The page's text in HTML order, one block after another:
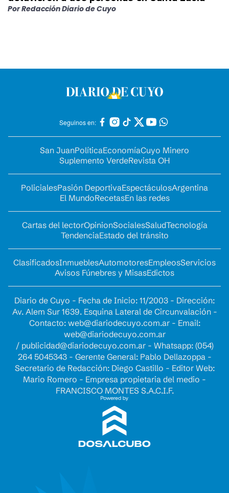
PorRedacción Diario de Cuyo
Seguinos en:
San JuanPolíticaEconomíaCuyo Minero
Suplemento VerdeRevista OH
PolicialesPasión DeportivaEspectáculosArgentina
El MundoRecetasEn las redes
Cartas del lectorOpinionSocialesSaludTecnología
TendenciaEstado del tránsito
ClasificadosInmueblesAutomotoresEmpleosServicios
Avisos Fúnebres y MisasEdictos
Diario de Cuyo - Fecha de Inicio: 11/2003 - Dirección:
Av. Alem Sur 1639. Esquina Lateral de Circunvalación -
Contacto: web@diariodecuyo.com.ar- Email:
web@diariodecuyo.com.ar
/ publicidad@diariodecuyo.com.ar- Whatsapp: (054)
264 5045343 - Gerente General: Pablo Dellazoppa -
Secretario de Redacción: Diego Castillo - Editor Web:
Mario Romero - Empresa propietaria del medio -
FRANCISCO MONTES S.A.C.I.F.